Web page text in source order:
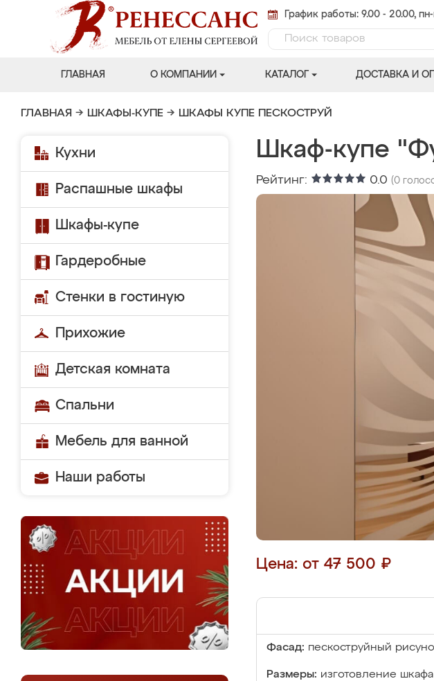
График работы: 9.00 - 20.00,
ГЛАВНАЯ О КОМПАНИИ КАТАЛОГ ДОСТАВКА И
ГЛАВНАЯ → ШКАФЫ-КУПЕ → ШКАФЫ КУПЕ ПЕСКОСТРУЙ
Кухни
Распашные шкафы
Шкафы-купе
Гардеробные
Стенки в гостиную
Прихожие
Детская комната
Спальни
Мебель для ванной
Наши работы
Шкаф-купе
Рейтинг: 0.0 (0
Цена: от 47 500 ₽
Фасад: пескоструйный
Размеры: изготовление